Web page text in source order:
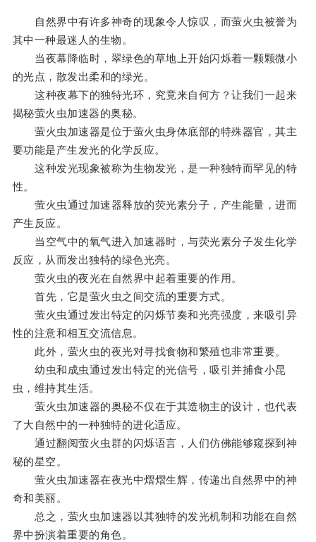
自然界中有许多神奇的现象令人惊叹，而萤火虫被誉为
其中一种最迷人的生物。
当夜幕降临时，翠绿色的草地上开始闪烁着一颗颗微小
的光点，散发出柔和的绿光。
这种夜幕下的独特光环，究竟来自何方？让我们一起来
揭秘萤火虫加速器的奥秘。
萤火虫加速器是位于萤火虫身体底部的特殊器官，其主
要功能是产生发光的化学反应。
这种发光现象被称为生物发光，是一种独特而罕见的特
性。
萤火虫通过加速器释放的荧光素分子，产生能量，进而
产生反应。
当空气中的氧气进入加速器时，与荧光素分子发生化学
反应，从而发出独特的绿色光亮。
萤火虫的夜光在自然界中起着重要的作用。
首先，它是萤火虫之间交流的重要方式。
萤火虫通过发出特定的闪烁节奏和光亮强度，来吸引异
性的注意和相互交流信息。
此外，萤火虫的夜光对寻找食物和繁殖也非常重要。
幼虫和成虫通过发出特定的光信号，吸引并捕食小昆
虫，维持其生活。
萤火虫加速器的奥秘不仅在于其造物主的设计，也代表
了大自然中的一种独特的进化适应。
通过翻阅萤火虫群的闪烁语言，人们仿佛能够窥探到神
秘的星空。
萤火虫加速器在夜光中熠熠生辉，传递出自然界中的神
奇和美丽。
总之，萤火虫加速器以其独特的发光机制和功能在自然
界中扮演着重要的角色。